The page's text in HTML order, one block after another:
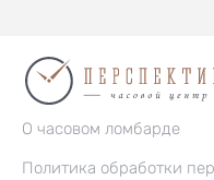
О часовом ломбарде
Политика обработки